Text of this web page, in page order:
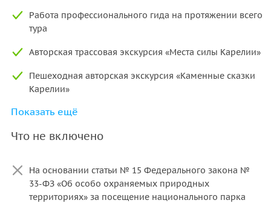
Работа профессионального гида на протяжении всего
тура
Авторская трассовая экскурсия «Места силы Карелии»
Пешеходная авторская экскурсия «Каменные сказки
Карелии»
Водная экскурсия «Мистика Ладожских шхер. Ладога
Посещение протосаамских лабиринтов и языческих
капищ
Показать ещё
Что не включено
На основании статьи № 15 Федерального закона №
33-ФЗ «Об особо охраняемых природных
территориях» за посещение национального парка